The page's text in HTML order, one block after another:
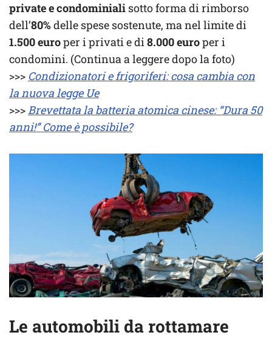
private e condominiali sotto forma di rimborso
dell’80%delle spese sostenute, ma nel limite di
1.500 europer i privati e di8.000 europer i
condomini. (Continua a leggere dopo la foto)
>>> Condizionatori e frigoriferi: cosa cambia con
la nuova legge Ue
>>>Brevettata la batteria atomica cinese: “Dura 50
anni!” Come è possibile?
Le automobili da rottamare